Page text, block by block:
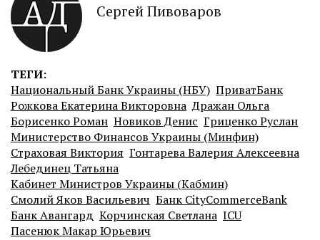
Сергей Пивоваров
ТЕГИ:
Национальный Банк Украины (НБУ) ПриватБанк
Рожкова Екатерина Викторовна Дражан Ольга
Борисенко Роман Новиков Денис Гриценко Руслан
Министерство Финансов Украины (Минфин)
Страховая Виктория Гонтарева Валерия Алексеевна
Лебединец Татьяна
Кабинет Министров Украины (Кабмин)
Смолий Яков Васильевич Банк CityCommerceBank
Банк Авангард Корчинская Светлана ICU
Пасенюк Макар Юрьевич